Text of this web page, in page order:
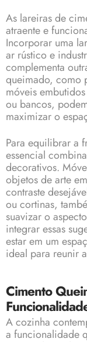
As lareiras de
atraente e
Incorporar uma
ar rústico e
complementa
queimado, como
móveis
ou bancos,
maximizar o
Para equilibrar a
essencial
decorativos.
objetos de arte
contraste
ou cortinas,
suavizar o
integrar essas
estar em um
ideal para reunir
Cimento
A cozinha
a funcionalidade